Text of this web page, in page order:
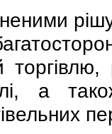
а